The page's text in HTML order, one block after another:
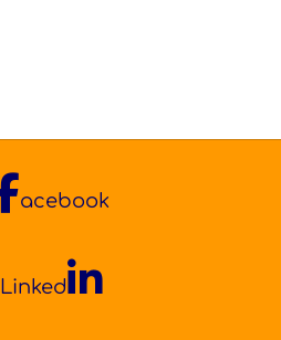
acebook
Linked